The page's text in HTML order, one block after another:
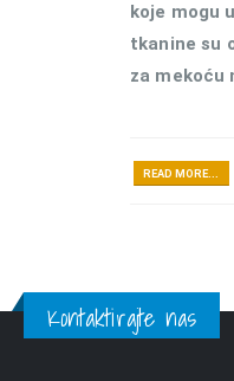
koje mogu
tkanine su
za mekoću
READ MORE...
Kontaktirajte nas